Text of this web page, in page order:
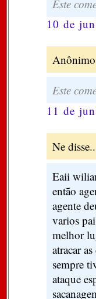
Este
10 de
Anônimo
Este
11 de
Ne
Eaii
então
agente
varios
melhor
atracar
sempre
ataque